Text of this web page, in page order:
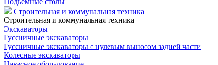
Подъемные столы
Строительная и коммунальная техника
Строительная и коммунальная техника
Экскаваторы
Гусеничные экскаваторы
Гусеничные экскаваторы с нулевым выносом задней части
Колесные экскаваторы